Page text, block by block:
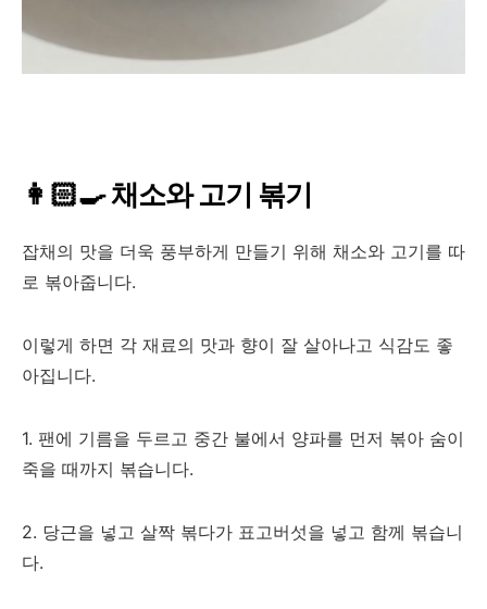
👩🏻‍🍳 채소와 고기 볶기
잡채의 맛을 더욱 풍부하게 만들기 위해 채소와 고기를 따
로 볶아줍니다.
이렇게 하면 각 재료의 맛과 향이 잘 살아나고 식감도 좋
아집니다.
1. 팬에 기름을 두르고 중간 불에서 양파를 먼저 볶아 숨이
죽을 때까지 볶습니다.
2. 당근을 넣고 살짝 볶다가 표고버섯을 넣고 함께 볶습니
다.